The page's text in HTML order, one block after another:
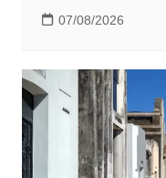
07/08/2026